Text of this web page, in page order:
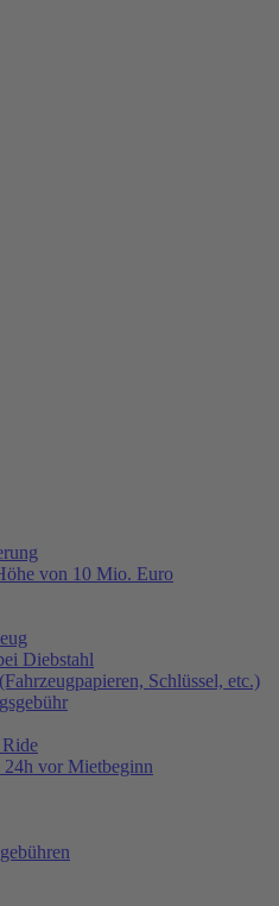
von 10 Mio. Euro
Diebstahl
Schlüssel, etc.)
24h vor Mietbeginn